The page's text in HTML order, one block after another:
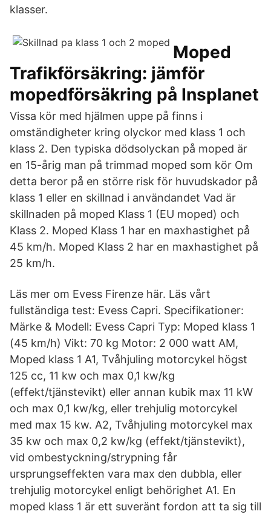
klasser.
Moped
Trafikförsäkring: jämför
mopedförsäkring på Insplanet
Vissa kör med hjälmen uppe på finns i
omständigheter kring olyckor med klass 1 och
klass 2. Den typiska dödsolyckan på moped är
en 15-årig man på trimmad moped som kör Om
detta beror på en större risk för huvudskador på
klass 1 eller en skillnad i användandet Vad är
skillnaden på moped Klass 1 (EU moped) och
Klass 2. Moped Klass 1 har en maxhastighet på
45 km/h. Moped Klass 2 har en maxhastighet på
25 km/h.
Läs mer om Evess Firenze här. Läs vårt
fullständiga test: Evess Capri. Specifikationer:
Märke & Modell: Evess Capri Typ: Moped klass 1
(45 km/h) Vikt: 70 kg Motor: 2 000 watt AM,
Moped klass 1 A1, Tvåhjuling motorcykel högst
125 cc, 11 kw och max 0,1 kw/kg
(effekt/tjänstevikt) eller annan kubik max 11 kW
och max 0,1 kw/kg, eller trehjulig motorcykel
med max 15 kw. A2, Tvåhjuling motorcykel max
35 kw och max 0,2 kw/kg (effekt/tjänstevikt),
vid ombestyckning/strypning får
ursprungseffekten vara max den dubbla, eller
trehjulig motorcykel enligt behörighet A1. En
moped klass 1 är ett suveränt fordon att ta sig till